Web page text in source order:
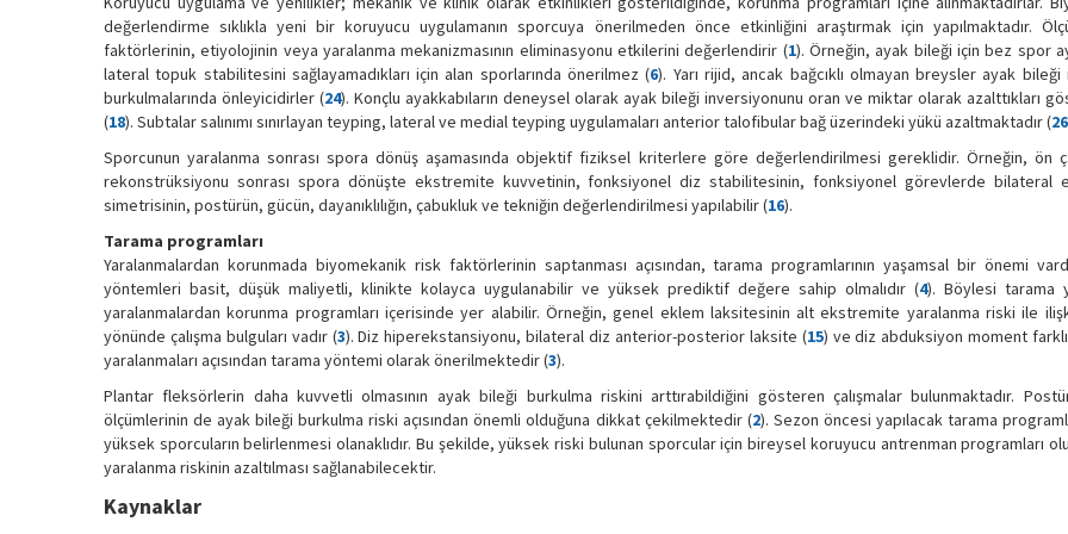
değerlendirme sıklıkla yeni bir koruyucu uygulamanın sporcuya önerilmeden önce etkinliğini araştırmak için yapılmaktadır.
faktörlerinin, etiyolojinin veya yaralanma mekanizmasının eliminasyonu etkilerini değerlendirir (1). Örneğin, ayak bileği için bez spor
lateral topuk stabilitesini sağlayamadıkları için alan sporlarında önerilmez (6). Yarı rijid, ancak bağcıklı olmayan breysler ayak
burkulmalarında önleyicidirler (24). Konçlu ayakkabıların deneysel olarak ayak bileği inversiyonunu oran ve miktar olarak azalttıkları
(18). Subtalar salınımı sınırlayan teyping, lateral ve medial teyping uygulamaları anterior talofibular bağ üzerindeki yükü azaltmaktadır (26
Sporcunun yaralanma sonrası spora dönüş aşamasında objektif fiziksel kriterlere göre değerlendirilmesi gereklidir. Örneğin, ön
rekonstrüksiyonu sonrası spora dönüşte ekstremite kuvvetinin, fonksiyonel diz stabilitesinin, fonksiyonel görevlerde bilateral
simetrisinin, postürün, gücün, dayanıklılığın, çabukluk ve tekniğin değerlendirilmesi yapılabilir (16).
Tarama programları
Yaralanmalardan korunmada biyomekanik risk faktörlerinin saptanması açısından, tarama programlarının yaşamsal bir önemi
yöntemleri basit, düşük maliyetli, klinikte kolayca uygulanabilir ve yüksek prediktif değere sahip olmalıdır (4). Böylesi tarama
yaralanmalardan korunma programları içerisinde yer alabilir. Örneğin, genel eklem laksitesinin alt ekstremite yaralanma riski ile
yönünde çalışma bulguları vadır (3). Diz hiperekstansiyonu, bilateral diz anterior-posterior laksite (15) ve diz abduksiyon moment
yaralanmaları açısından tarama yöntemi olarak önerilmektedir (3).
Plantar fleksörlerin daha kuvvetli olmasının ayak bileği burkulma riskini arttırabildiğini gösteren çalışmalar bulunmaktadır.
ölçümlerinin de ayak bileği burkulma riski açısından önemli olduğuna dikkat çekilmektedir (2). Sezon öncesi yapılacak tarama
yüksek sporcuların belirlenmesi olanaklıdır. Bu şekilde, yüksek riski bulunan sporcular için bireysel koruyucu antrenman programları
yaralanma riskinin azaltılması sağlanabilecektir.
Kaynaklar